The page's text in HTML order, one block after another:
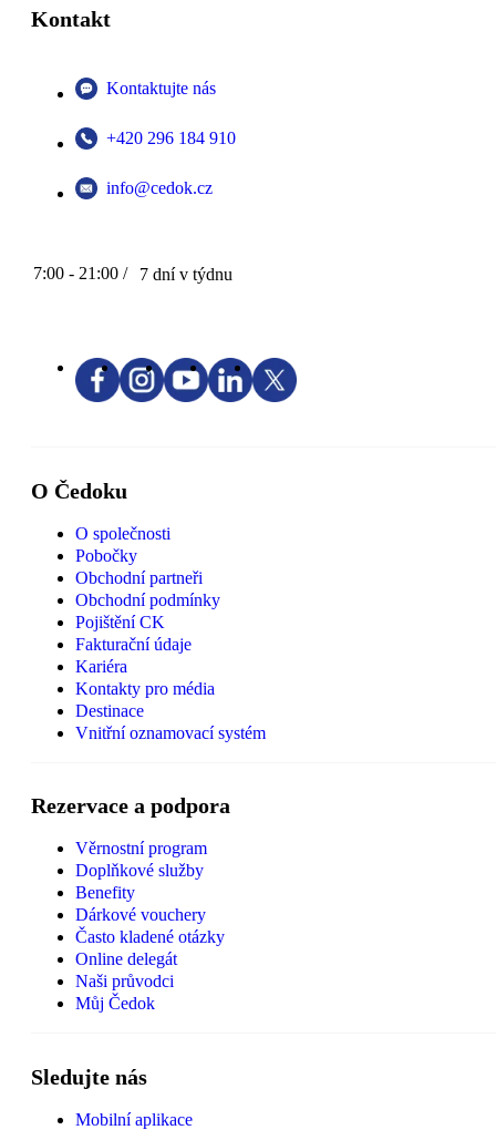
Kontakt
Kontaktujte nás
+420 296 184 910
info@cedok.cz
7:00 - 21:00 / 7 dní v týdnu
O Čedoku
O společnosti
Pobočky
Obchodní partneři
Obchodní podmínky
Pojištění CK
Fakturační údaje
Kariéra
Kontakty pro média
Destinace
Vnitřní oznamovací systém
Rezervace a podpora
Věrnostní program
Doplňkové služby
Benefity
Dárkové vouchery
Často kladené otázky
Online delegát
Naši průvodci
Můj Čedok
Sledujte nás
Mobilní aplikace